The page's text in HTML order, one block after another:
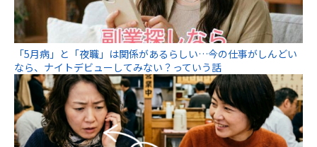
「5月病」と「夜職」は関係があるらしい…今の仕事がしんどい
なら、ナイトデビューしてみない？っていう話